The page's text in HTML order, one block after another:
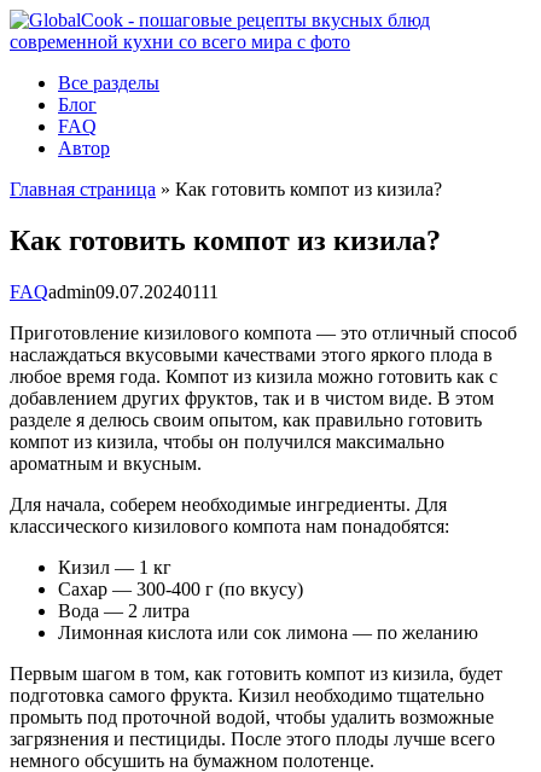
Перейти
к
Все разделы
Блог
FAQ
Автор
Главная страница » Как готовить компот из кизила?
Как готовить компот из кизила?
FAQadmin09.07.20240111
Приготовление кизилового компота — это отличный способ
наслаждаться вкусовыми качествами этого яркого плода в
любое время года. Компот из кизила можно готовить как с
добавлением других фруктов, так и в чистом виде. В этом
разделе я делюсь своим опытом, как правильно готовить
компот из кизила, чтобы он получился максимально
ароматным и вкусным.
Для начала, соберем необходимые ингредиенты. Для
классического кизилового компота нам понадобятся:
Кизил — 1 кг
Сахар — 300-400 г (по вкусу)
Вода — 2 литра
Лимонная кислота или сок лимона — по желанию
Первым шагом в том, как готовить компот из кизила, будет
подготовка самого фрукта. Кизил необходимо тщательно
промыть под проточной водой, чтобы удалить возможные
загрязнения и пестициды. После этого плоды лучше всего
немного обсушить на бумажном полотенце.